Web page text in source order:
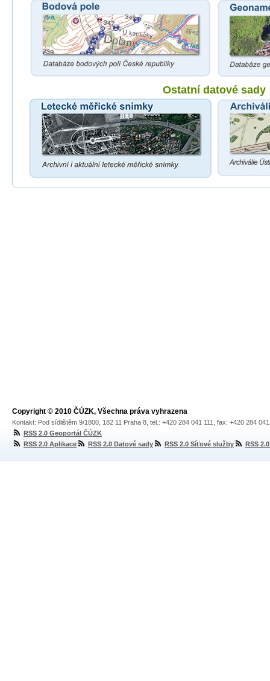
Ostatní datové sady
Copyright © 2010 ČÚZK, Všechna práva vyhrazena
Kontakt: Pod sídlištěm 9/1800, 182 11 Praha 8, tel.: +420 284 041 111, fax: +420 284
RSS 2.0 Geoportál ČÚZK
RSS 2.0 Aplikace
RSS 2.0 Datové sady RSS 2.0 Síťové služby RSS